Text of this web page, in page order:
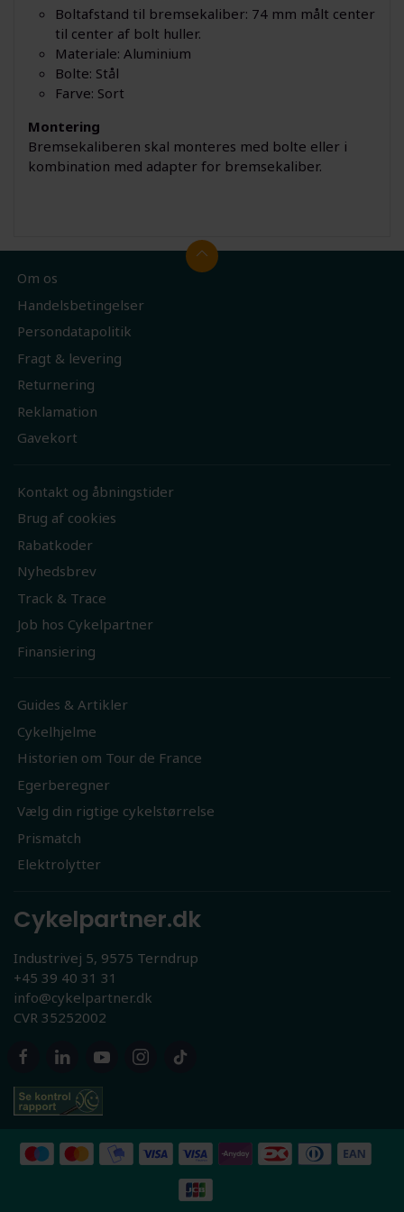
Boltafstand til bremsekaliber: 74 mm målt center
til center af bolt huller.
Materiale: Aluminium
Bolte: Stål
Farve: Sort
Montering
Bremsekaliberen skal monteres med bolte eller i
kombination med adapter for bremsekaliber.
Om os
Handelsbetingelser
Persondatapolitik
Fragt & levering
Returnering
Reklamation
Gavekort
Kontakt og åbningstider
Brug af cookies
Rabatkoder
Nyhedsbrev
Track & Trace
Job hos Cykelpartner
Finansiering
Guides & Artikler
Cykelhjelme
Historien om Tour de France
Egerberegner
Vælg din rigtige cykelstørrelse
Prismatch
Elektrolytter
Cykelpartner.dk
Industrivej 5, 9575 Terndrup
+45 39 40 31 31
info@cykelpartner.dk
CVR 35252002